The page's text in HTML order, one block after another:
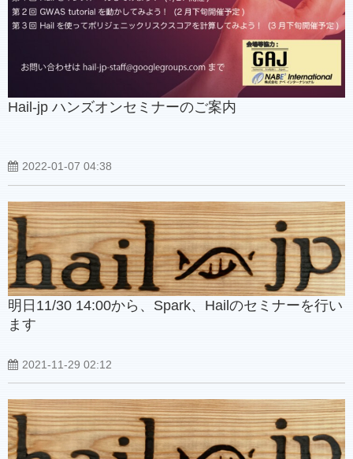
Hail-jp ハンズオンセミナーのご案内
2022-01-07 04:38
明日11/30 14:00から、Spark、Hailのセミナーを行い
ます
2021-11-29 02:12